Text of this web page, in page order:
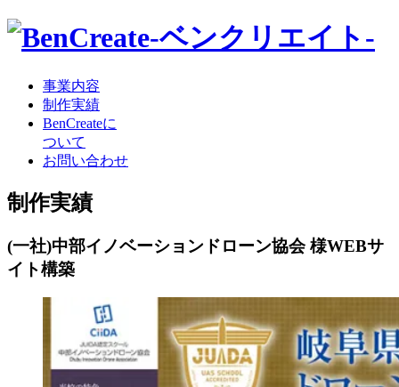
事業内容
制作実績
BenCreateに
ついて
お問い合わせ
制作実績
(一社)中部イノベーションドローン協会 様WEBサ
イト構築